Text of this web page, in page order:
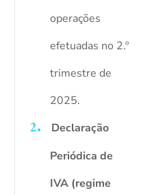
operações
efetuadas no 2.º
trimestre de
2025.
Declaração
Periódica de
IVA (regime